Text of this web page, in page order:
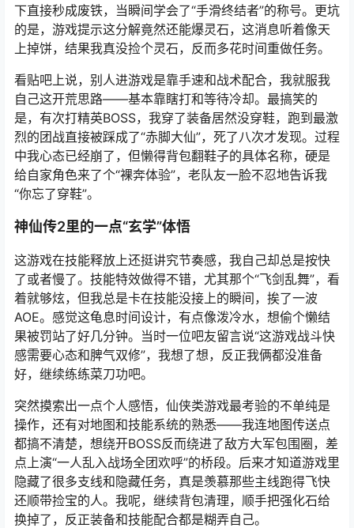
下直接秒成废铁，当瞬间学会了“手滑终结者”的称号。更坑
的是，游戏提示这分解竟然还能爆灵石，这消息听着像天
上掉饼，结果我真没捡个灵石，反而多花时间重做任务。
看贴吧上说，别人进游戏是靠手速和战术配合，我就服我
自己这开荒思路——基本靠瞎打和等待冷却。最搞笑的
是，有次打精英BOSS，我穿了装备居然没穿鞋，跑到最激
烈的团战直接被踩成了“赤脚大仙”，死了八次才发现。过程
中我心态已经崩了，但懒得背包翻鞋子的具体名称，硬是
给自家角色来了个“裸奔体验”，老队友一脸不忍地告诉我
“你忘了穿鞋”。
神仙传2里的一点“玄学”体悟
这游戏在技能释放上还挺讲究节奏感，我自己却总是按快
了或者慢了。技能特效做得不错，尤其那个“飞剑乱舞”，看
着就够炫，但我总是卡在技能没接上的瞬间，挨了一波
AOE。感觉这龟息时间设计，有点像泼冷水，想偷个懒结
果被罚站了好几分钟。当时一位吧友留言说“这游戏战斗快
感需要心态和脾气双修”，我想了想，反正我俩都没准备
好，继续练练菜刀功吧。
突然摸索出一点个人感悟，仙侠类游戏最考验的不单纯是
操作，还有对地图和技能系统的熟悉——我连地图传送点
都搞不清楚，想绕开BOSS反而绕进了敌方大军包围圈，差
点上演“一人乱入战场全团欢呼”的桥段。后来才知道游戏里
隐藏了很多支线和隐藏任务，真是羡慕那些主线跑得飞快
还顺带捡宝的人。我呢，继续背包清理，顺手把强化石给
换掉了，反正装备和技能配合都是糊弄自己。